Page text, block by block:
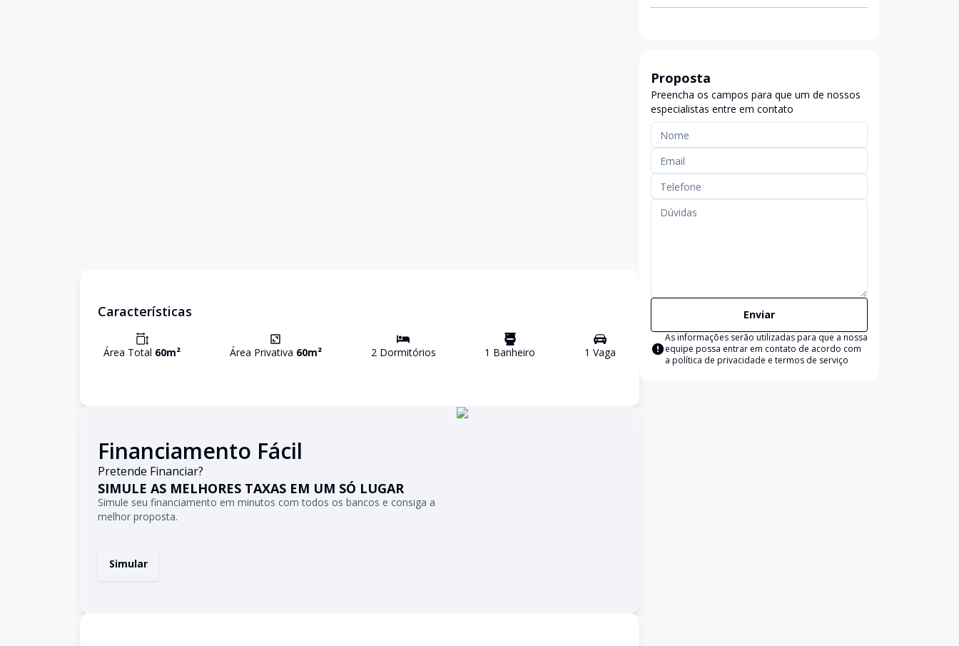
Características
Área Total 60m² Área Privativa 60m² 2Dormitórios 1 Banheiro 1 Vaga
Financiamento Fácil
Pretende Financiar?
SIMULE AS MELHORES TAXAS EM UM SÓ LUGAR
Simule seu financiamento em minutos com todos os bancos e consiga a
melhor proposta.
Simular
Proposta
Preencha os campos para que um de nossos
especialistas entre em contato
Enviar
As informações serão utilizadas para que a nossa
equipe possa entrar em contato de acordo com
a política de privacidade e termos de serviço